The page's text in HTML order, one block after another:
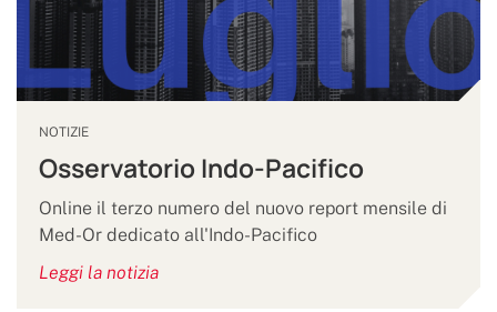
NOTIZIE
Osservatorio Indo-Pacifico
Online il terzo numero del nuovo report mensile di
Med-Or dedicato all'Indo-Pacifico
Leggi la notizia